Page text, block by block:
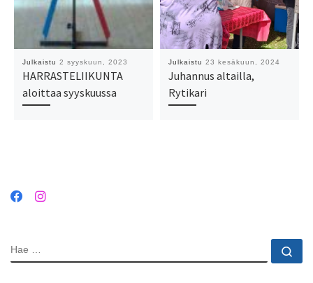
Julkaistu 2 syyskuun, 2023
HARRASTELIIKUNTA
aloittaa syyskuussa
Julkaistu 23 kesäkuun, 2024
Juhannus altailla,
Rytikari
HAE